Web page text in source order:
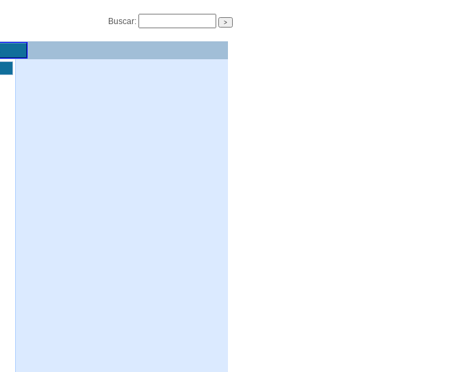
Buscar: